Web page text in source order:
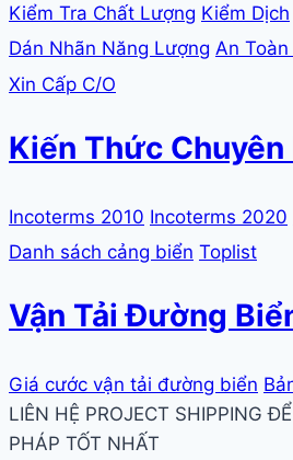
Kiểm Tra Chất Lượng Kiểm Dịch
Dán Nhãn Năng Lượng An
Xin Cấp C/O
Kiến Thức Chuyên
Incoterms 2010 Incoterms 2020
Danh sách cảng biển Toplist
Vận Tải Đường
Giá cước vận tải đường biển
LIÊN HỆ PROJECT SHIPPING
PHÁP TỐT NHẤT